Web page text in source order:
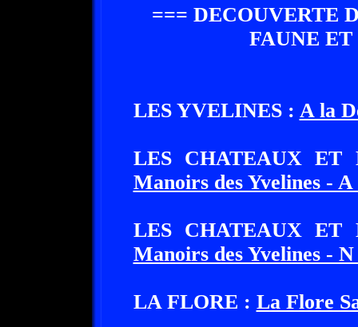
=== DECOUVERTE
FAUNE
LES YVELINES : A la
LES CHATEAUX
Manoirs des Yvelines -
LES CHATEAUX
Manoirs des Yvelines -
LA FLORE : La Flore